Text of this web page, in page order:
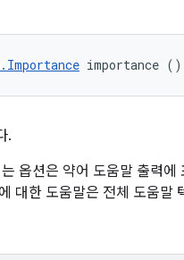
importance ()
.
옵션은 약어 도움말 출력에
대한 도움말은 전체 도움말